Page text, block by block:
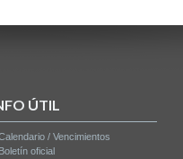
ÚTIL
/ Vencimientos
Boletín oficial